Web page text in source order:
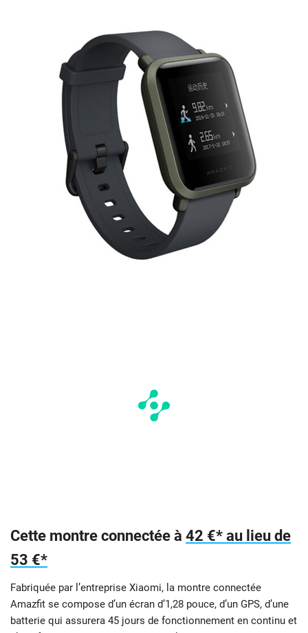
Cette montre connectée à 42 €* au lieu de
53 €*
Fabriquée par l’entreprise Xiaomi, la montre connectée
Amazfit se compose d’un écran d’1,28 pouce, d’un GPS, d’une
batterie qui assurera 45 jours de fonctionnement en continu et